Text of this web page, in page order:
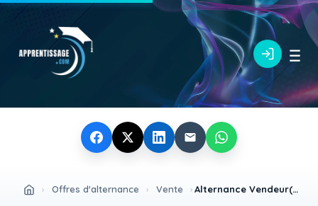
› Offres d'alternance › Vente › Alternance Vendeur(se) – Intersport La Ville-du-Bois – Bac+3 à la sortie